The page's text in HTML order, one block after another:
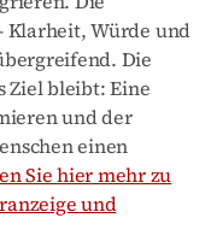
Klarheit, Würde und
Die
Ziel bleibt: Eine
und der
einen
Sie hier mehr zu
und